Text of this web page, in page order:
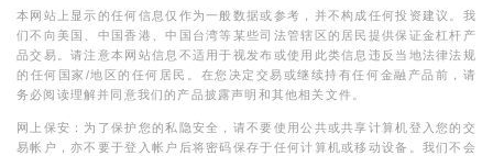
本网站上显示的任何信息仅作为一般数据或参考，并不构成任何投资建议。我
们不向美国、中国香港、中国台湾等某些司法管辖区的居民提供保证金杠杆产
品交易。请注意本网站信息不适用于视发布或使用此类信息违反当地法律法规
的任何国家/地区的任何居民。在您决定交易或继续持有任何金融产品前，请
务必阅读理解并同意我们的产品披露声明和其他相关文件。
网上保安：为了保护您的私隐安全，请不要使用公共或共享计算机登入您的交
易帐户，亦不要于登入帐户后将密码保存于任何计算机或移动设备。我们不会